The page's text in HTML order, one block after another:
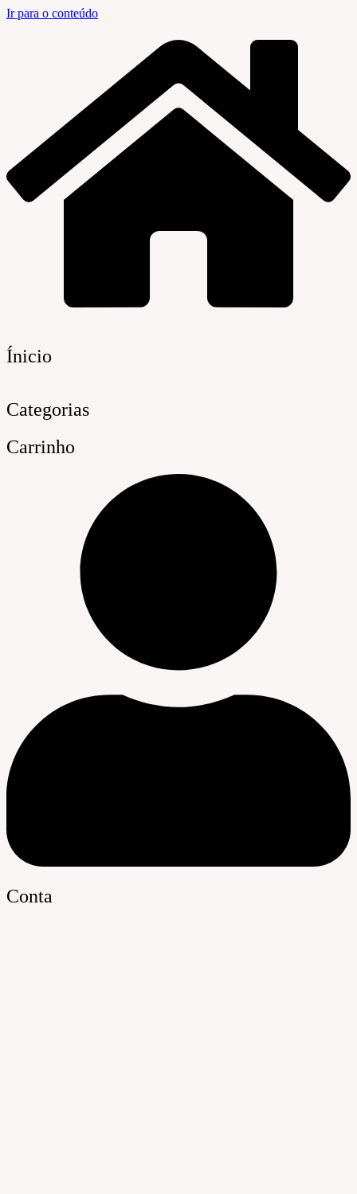
Ir para o conteúdo
Ínicio
Categorias
Carrinho
Conta